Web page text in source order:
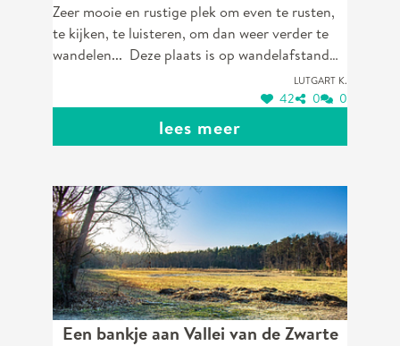
tegenover de Hazerikstraat. Een bank
aan een kruispunt van 2
wandelpaden.
Zeer mooie en rustige plek om even te rusten,
te kijken, te luisteren, om dan weer verder te
wandelen... Deze plaats is op wandelafstand
Lutgart K.
42 0 0
lees meer
Een bankje aan Vallei van de Zwarte